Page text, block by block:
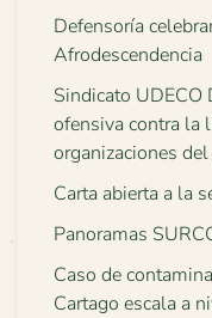
Defensoría
Afrodescendencia
Sindicato
ofensiva contra la
organizaciones
Carta abierta a la
Panoramas
Caso de
Cartago escala a